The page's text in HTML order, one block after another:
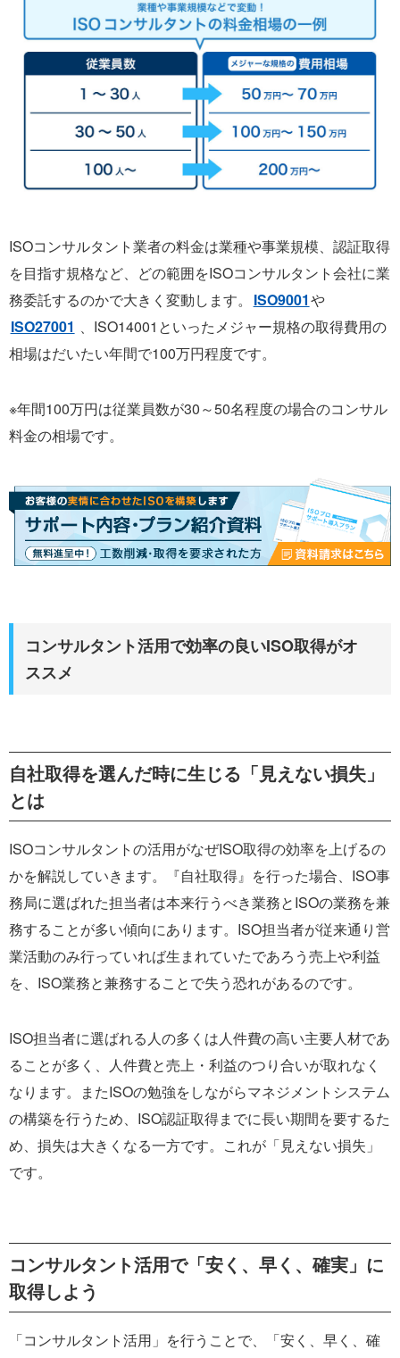
ISOコンサルタント業者の料金は業種や事業規模、認証取得
を目指す規格など、どの範囲をISOコンサルタント会社に業
務委託するのかで大きく変動します。
ISO9001や
ISO27001
、ISO14001といったメジャー規格の取得費用の
相場はだいたい年間で100万円程度です。
※年間100万円は従業員数が30～50名程度の場合のコンサル
料金の相場です。
コンサルタント活用で効率の良いISO取得がオ
ススメ
自社取得を選んだ時に生じる「見えない損失」
とは
ISOコンサルタントの活用がなぜISO取得の効率を上げるの
かを解説していきます。『自社取得』を行った場合、ISO事
務局に選ばれた担当者は本来行うべき業務とISOの業務を兼
務することが多い傾向にあります。ISO担当者が従来通り営
業活動のみ行っていれば生まれていたであろう売上や利益
を、ISO業務と兼務することで失う恐れがあるのです。
ISO担当者に選ばれる人の多くは人件費の高い主要人材であ
ることが多く、人件費と売上・利益のつり合いが取れなく
なります。またISOの勉強をしながらマネジメントシステム
の構築を行うため、ISO認証取得までに長い期間を要するた
め、損失は大きくなる一方です。これが「見えない損失」
です。
コンサルタント活用で「安く、早く、確実」に
取得しよう
「コンサルタント活用」を行うことで、「安く、早く、確